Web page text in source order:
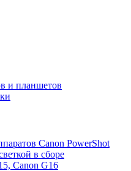
и планшетов
Canon G16